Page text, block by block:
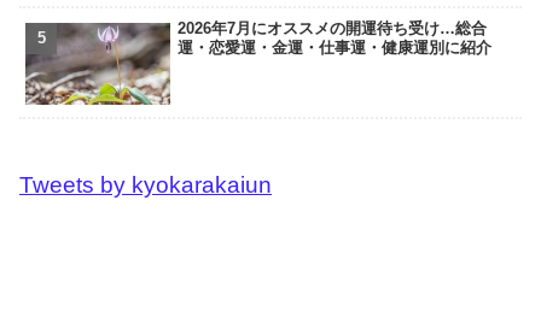
2026年7月にオススメの開運待ち受け…総合
運・恋愛運・金運・仕事運・健康運別に紹介
Tweets by kyokarakaiun